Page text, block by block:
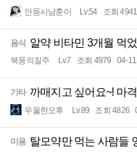
안동시남훈이 Lv.54 조회 4941
음식 알약 비타민 3개월 먹
북풍의질주 Lv.7 조회 4979 04-11
기타 까매지고 싶어요~! 마
우울한오후 Lv.89 조회 4826
미용 탈모약만 먹는 사람들